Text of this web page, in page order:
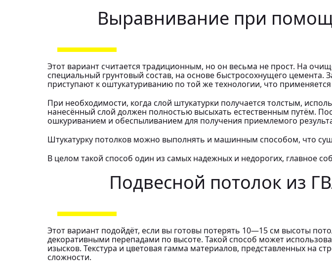
Выравнивание при
Этот вариант считается традиционным, но он весьма не прост. На
специальный грунтовый состав, на основе быстросохнущего цемента.
приступают к оштукатуриванию по той же технологии, что применяется
При необходимости, когда слой штукатурки получается толстым,
нанесённый слой должен полностью высыхать естественным путём.
ошкуриванием и обеспыливанием для получения приемлемого
Штукатурку потолков можно выполнять и машинным способом, что
В целом такой способ один из самых надежных и недорогих, главное
Подвесной потолок из
Этот вариант подойдёт, если вы готовы потерять 10―15 см высоты
декоративными перепадами по высоте. Такой способ может
изысков. Текстура и цветовая гамма материалов, представленных на
сложности.